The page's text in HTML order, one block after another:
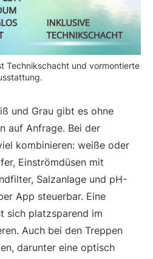
Technikschacht und vormontierte
und Grau gibt es ohne
auf Anfrage. Bei der
kombinieren: weiße oder
Einströmdüsen mit
Salzanlage und pH-
App steuerbar. Eine
sich platzsparend im
Auch bei den Treppen
darunter eine optisch